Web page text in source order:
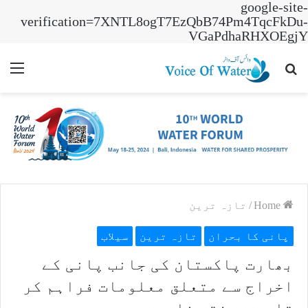
google-site-
verification=7XNTL8ogT7EzQbB74Pm4TqcFkDu-
VGaPdhaRHXOEgjY
Search
/ تازہ ترین
پانی کا بحران تازہ ترین سیلاب
بھارت پاکستان کی جانب پانی کے
اخراج سے متعلق معلومات فراہم کر